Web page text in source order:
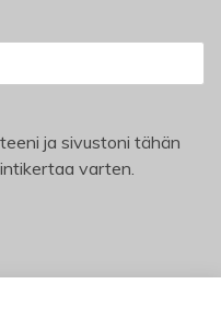
ja sivustoni tähän
varten.